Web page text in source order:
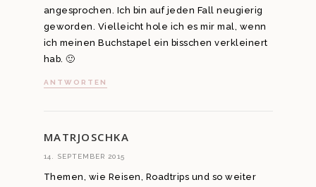
angesprochen. Ich bin auf jeden Fall neugierig
geworden. Vielleicht hole ich es mir mal, wenn
ich meinen Buchstapel ein bisschen verkleinert
hab. 🙂
ANTWORTEN
MATRJOSCHKA
14. SEPTEMBER 2015
Themen, wie Reisen, Roadtrips und so weiter